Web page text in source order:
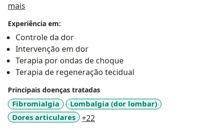
mais
Experiência em:
Controle da dor
Intervenção em dor
Terapia por ondas de choque
Terapia de regeneração tecidual
Principais doenças tratadas
Fibromialgia
Lombalgia (dor lombar)
Dores articulares
+22